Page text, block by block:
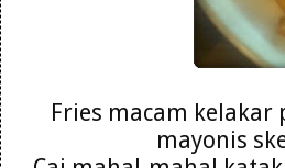
Fries macam kelakar
mayonis